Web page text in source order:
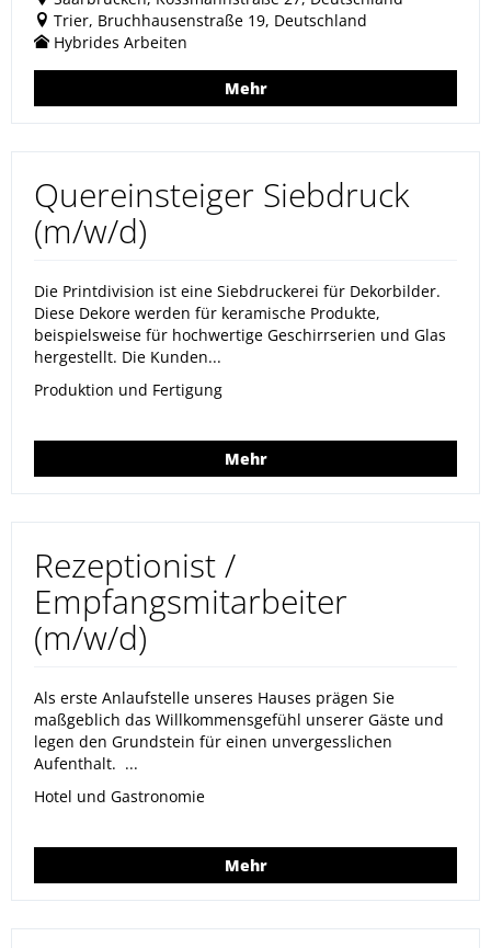
Trier, Bruchhausenstraße 19, Deutschland
Hybrides Arbeiten
Mehr
Quereinsteiger Siebdruck
(m/w/d)
Die Printdivision ist eine Siebdruckerei für Dekorbilder.
Diese Dekore werden für keramische Produkte,
beispielsweise für hochwertige Geschirrserien und Glas
hergestellt. Die Kunden...
Produktion und Fertigung
Mehr
Rezeptionist /
Empfangsmitarbeiter
(m/w/d)
Als erste Anlaufstelle unseres Hauses prägen Sie
maßgeblich das Willkommensgefühl unserer Gäste und
legen den Grundstein für einen unvergesslichen
Aufenthalt. ...
Hotel und Gastronomie
Mehr